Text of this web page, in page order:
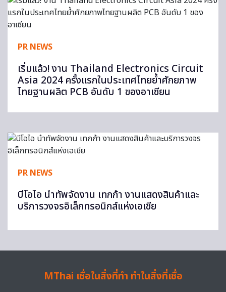
PR NEWS
เริ่มแล้ว! งาน Thailand Electronics Circuit
Asia 2024 ครั้งแรกในประเทศไทยย้ำศักยภาพ
ไทยฐานผลิต PCB อันดับ 1 ของอาเซียน
PR NEWS
บีโอไอ นำทัพจัดงาน เทกก้า งานแสดงสินค้าและ
บริการวงจรอิเล็กทรอนิกส์แห่งเอเชีย
MThai เชื่อในสิ่งที่ทำ ทำในสิ่งที่เชื่อ